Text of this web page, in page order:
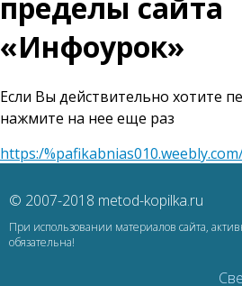
пределы сайта
«Инфоурок»
Если Вы действительно хотите
нажмите на нее еще раз
https:/
© 2007-2018 metod-kopilka.ru
При использовании материалов сайта,
обязательна!